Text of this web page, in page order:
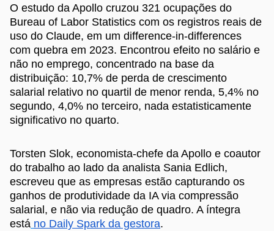
O estudo da Apollo cruzou 321 ocupações do
Bureau of Labor Statistics com os registros reais de
uso do Claude, em um difference-in-differences
com quebra em 2023. Encontrou efeito no salário e
não no emprego, concentrado na base da
distribuição: 10,7% de perda de crescimento
salarial relativo no quartil de menor renda, 5,4% no
segundo, 4,0% no terceiro, nada estatisticamente
significativo no quarto.
Torsten Slok, economista-chefe da Apollo e coautor
do trabalho ao lado da analista Sania Edlich,
escreveu que as empresas estão capturando os
ganhos de produtividade da IA via compressão
salarial, e não via redução de quadro. A íntegra
está no Daily Spark da gestora.